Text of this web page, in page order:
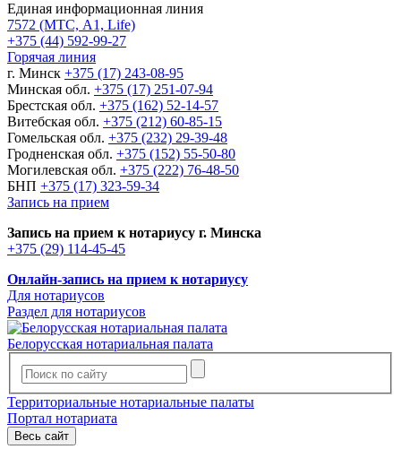
Единая информационная линия
7572 (МТС, A1, Life)
+375 (44) 592-99-27
Горячая линия
г. Минск +375 (17) 243-08-95
Минская обл. +375 (17) 251-07-94
Брестская обл. +375 (162) 52-14-57
Витебская обл. +375 (212) 60-85-15
Гомельская обл. +375 (232) 29-39-48
Гродненская обл. +375 (152) 55-50-80
Могилевская обл. +375 (222) 76-48-50
БНП +375 (17) 323-59-34
Запись на прием
Запись на прием к нотариусу г. Минска
+375 (29) 114-45-45
Онлайн-запись на прием к нотариусу
Для нотариусов
Раздел для нотариусов
Белорусская нотариальная палата
Территориальные нотариальные палаты
Портал нотариата
Весь сайт